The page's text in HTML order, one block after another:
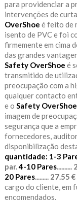
para providenciar a
intervenções de
OverShoe é feito de
isento de PVC e foi
firmemente em cima
das grandes
Safety OverShoe é
transmitido de
preocupação com a
qualquer contacto
e o Safety OverShoe.
imagem de
segurança que a
fornecedores,
disponibilização
quantidade: 1-3
par. 4-10 Pares
20 Pares......... 27.55
cargo do cliente, em
encomendados.